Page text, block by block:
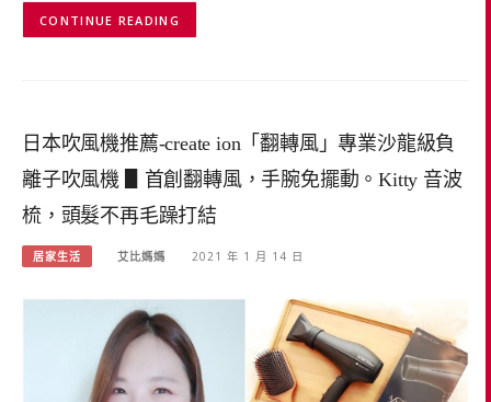
CONTINUE READING
日本吹風機推薦-create ion「翻轉風」專業沙龍級負
離子吹風機 ▋首創翻轉風，手腕免擺動。Kitty 音波
梳，頭髮不再毛躁打結
居家生活 艾比媽媽 2021 年 1 月 14 日